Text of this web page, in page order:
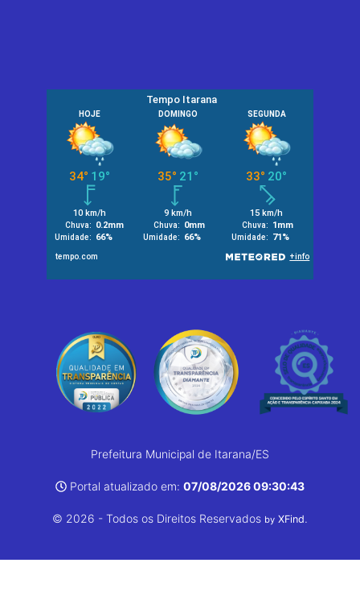
Prefeitura Municipal de Itarana/ES
Portal atualizado em: 07/08/2026 09:30:43
© 2026 - Todos os Direitos Reservados by XFind.